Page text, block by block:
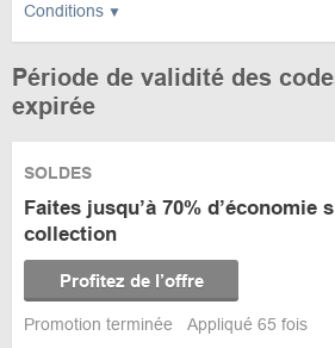
Conditions
Période de validité des
expirée
SOLDES
Faites jusqu’à 70% d’économie
collection
Profitez de l’offre
Promotion terminée Appliqué 65 fois